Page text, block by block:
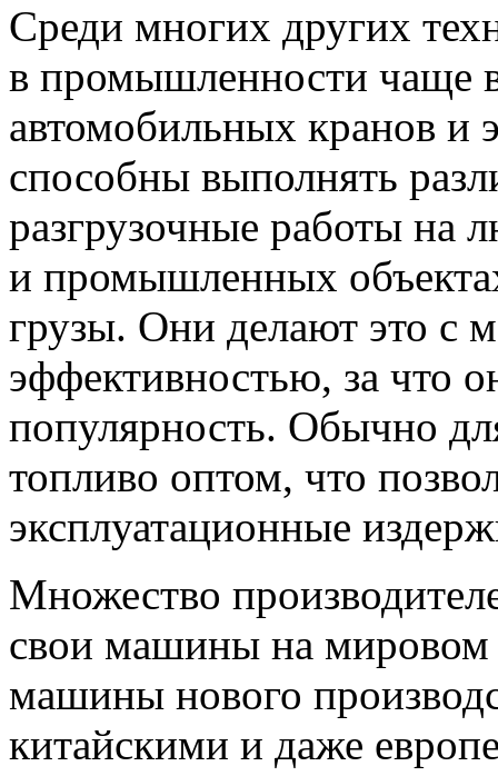
Среди многих других
в промышленности чаще
автомобильных кранов и
способны выполнять
разгрузочные работы на
и промышленных
грузы. Они делают это с
эффективностью, за что
популярность. Обычно
топливо оптом, что
эксплуатационные
Множество
свои машины на мировом
машины нового
китайскими и даже